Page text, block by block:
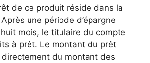
de ce produit réside dans la
une période d’épargne
mois, le titulaire du compte
à prêt. Le montant du prêt
du montant des